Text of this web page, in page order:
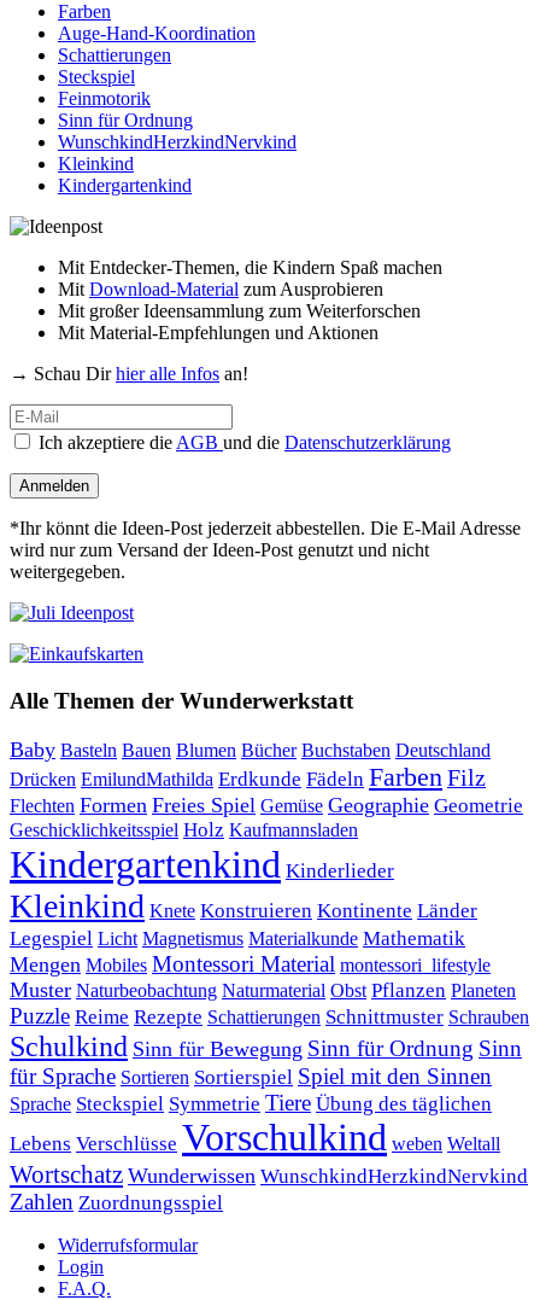
Farben
Auge-Hand-Koordination
Schattierungen
Steckspiel
Feinmotorik
Sinn für Ordnung
WunschkindHerzkindNervkind
Kleinkind
Kindergartenkind
Mit Entdecker-Themen, die Kindern Spaß machen
MitDownload-Material zum Ausprobieren
Mit großer Ideensammlung zum Weiterforschen
Mit Material-Empfehlungen und Aktionen
→ Schau Dirhier alle Infos an!
Ich akzeptiere dieAGB und die Datenschutzerklärung
Anmelden
*Ihr könnt die Ideen-Post jederzeit abbestellen. Die E-Mail Adresse
wird nur zum Versand der Ideen-Post genutzt und nicht
weitergegeben.
Alle Themen der Wunderwerkstatt
Baby Basteln Bauen Blumen Bücher Buchstaben Deutschland
Drücken EmilundMathilda Erdkunde Fädeln FarbenFilz
Flechten Formen Freies Spiel Gemüse Geographie Geometrie
Geschicklichkeitsspiel Holz Kaufmannsladen
Kindergartenkind Kinderlieder
Kleinkind Knete Konstruieren Kontinente Länder
Legespiel Licht Magnetismus Materialkunde Mathematik
Mengen Mobiles Montessori Material montessori_lifestyle
Muster Naturbeobachtung Naturmaterial Obst Pflanzen Planeten
Puzzle Reime Rezepte Schattierungen Schnittmuster Schrauben
Schulkind Sinn für Bewegung Sinn für Ordnung Sinn
für Sprache Sortieren Sortierspiel Spiel mit den Sinnen
Sprache Steckspiel Symmetrie Tiere Übung des täglichen
Lebens Verschlüsse Vorschulkind weben Weltall
Wortschatz Wunderwissen WunschkindHerzkindNervkind
Zahlen Zuordnungsspiel
Widerrufsformular
Login
F.A.Q.